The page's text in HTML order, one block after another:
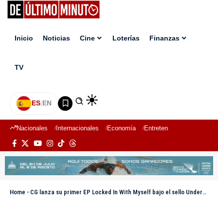
Inicio Noticias Cine Loterías Finanzas
TV
ES|EN
Nacionales Internacionales Economía Entretenimiento
Home - CG lanza su primer EP Locked In With Myself bajo el sello Underwater Music